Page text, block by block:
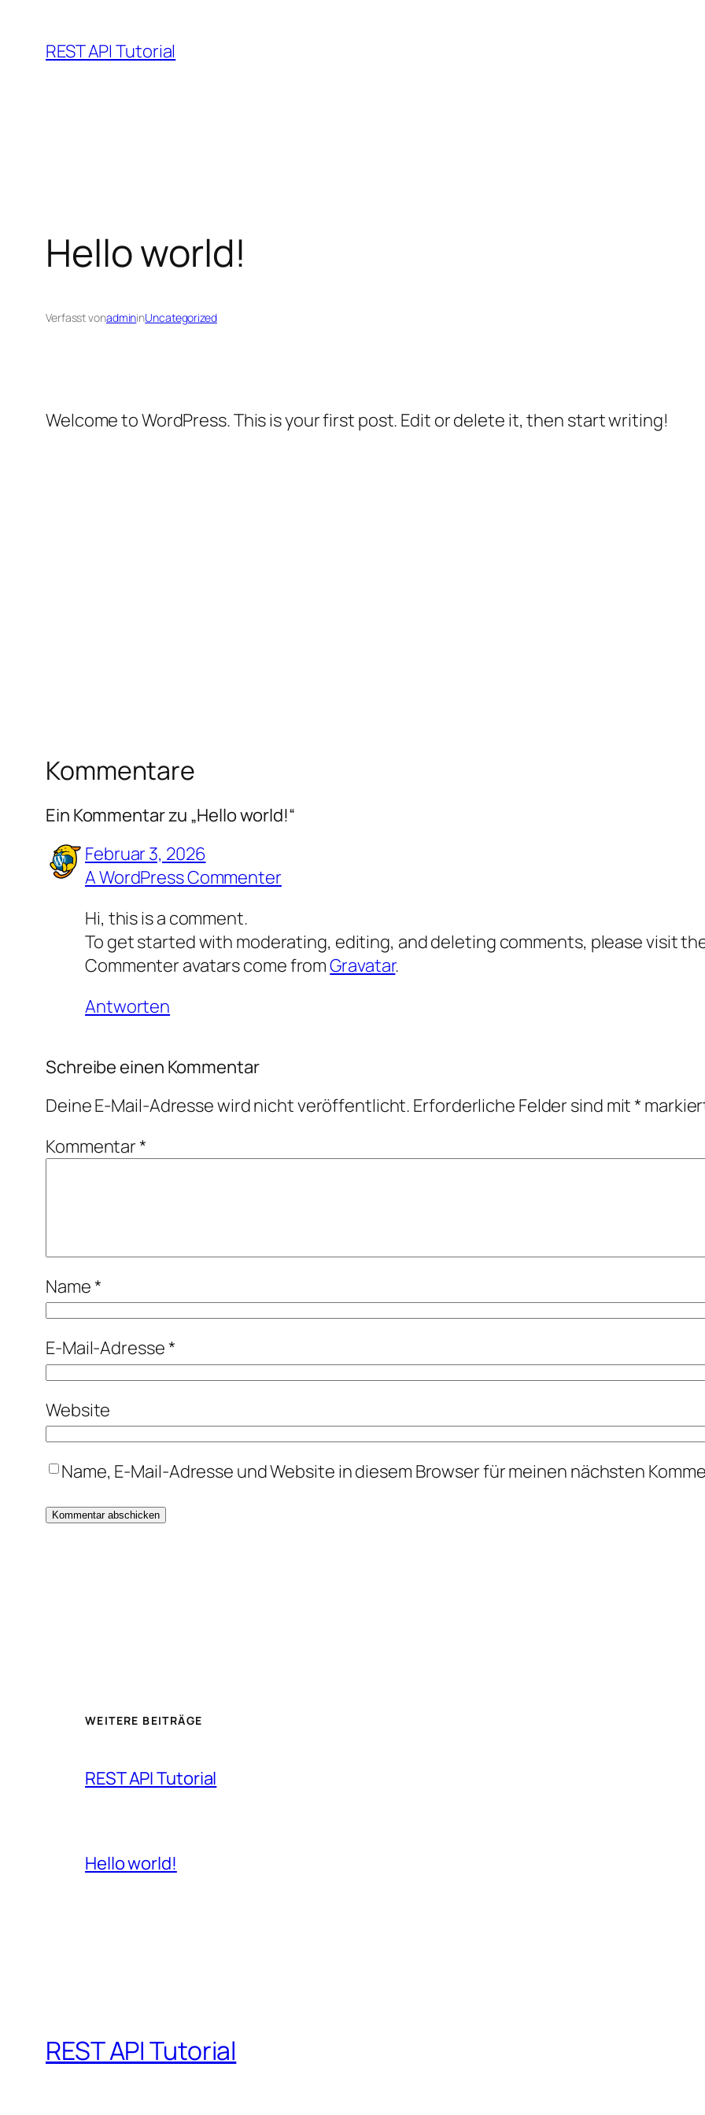
Inhalt
springen
REST API Tutorial
Hello world!
Verfasst vonadmininUncategorized
Welcome to WordPress. This is your first post. Edit or delete it, then start writing!
Kommentare
Ein Kommentar zu „Hello world!“
Februar 3, 2026
A WordPress Commenter
Hi, this is a comment.
To get started with moderating, editing, and deleting comments, please visit
Commenter avatars come fromGravatar.
Antworten
Schreibe einen Kommentar
Deine E-Mail-Adresse wird nicht veröffentlicht. Erforderliche Felder sind mit*
Kommentar*
Name*
E-Mail-Adresse*
Website
Name, E-Mail-Adresse und Website in diesem Browser für meinen nächsten
WEITERE BEITRÄGE
REST API Tutorial
Hello world!
REST API Tutorial